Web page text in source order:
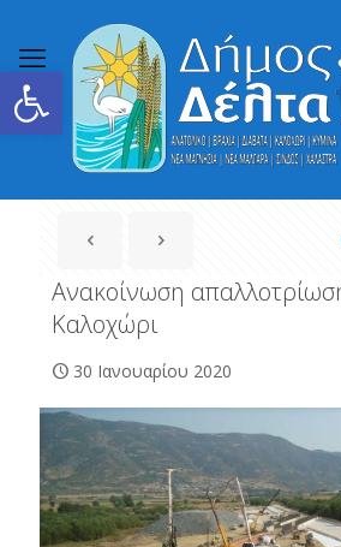
Ανοίξτε τη γραμμή εργαλείων
Ανακοίνωση
Καλοχώρι
30 Ιανουαρίου 2020